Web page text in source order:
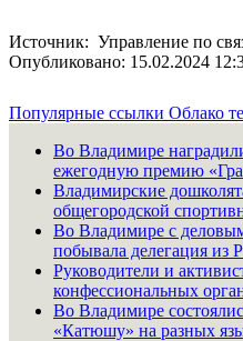
Источник: Управление по
Опубликовано: 15.02.2024
Популярные ссылки Облако
Во Владимире
ежегодную премию
Владимирские
общегородской
Во Владимире с
побывала делегация из
Руководители и
конфессиональных
Во Владимире
«Катюшу» на разных